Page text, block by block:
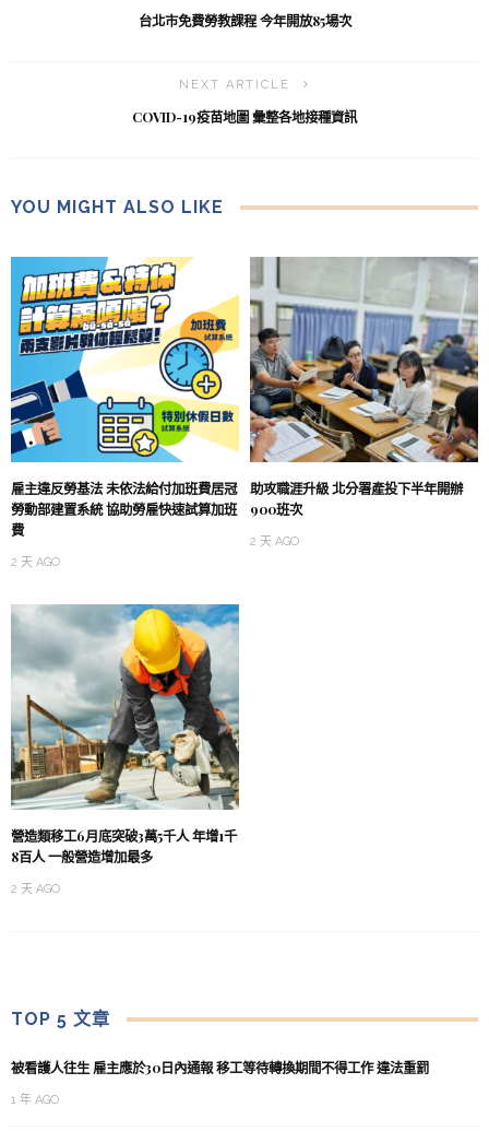
台北市免費勞教課程 今年開放85場次
NEXT ARTICLE
COVID-19疫苗地圖 彙整各地接種資訊
YOU MIGHT ALSO LIKE
雇主違反勞基法 未依法給付加班費居冠
勞動部建置系統 協助勞雇快速試算加班
費
2 天 AGO
助攻職涯升級 北分署產投下半年開辦
900班次
2 天 AGO
營造類移工6月底突破3萬5千人 年增1千
8百人 一般營造增加最多
2 天 AGO
TOP 5 文章
被看護人往生 雇主應於30日內通報 移工等待轉換期間不得工作 違法重罰
1 年 AGO